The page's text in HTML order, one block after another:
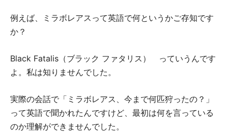
例えば、ミラボレアスって英語で何というかご存知です
か？
Black Fatalis（ブラック ファタリス） っていうんです
よ。私は知りませんでした。
実際の会話で「ミラボレアス、今まで何匹狩ったの？」
って英語で聞かれたんですけど、最初は何を言っている
のか理解ができませんでした。